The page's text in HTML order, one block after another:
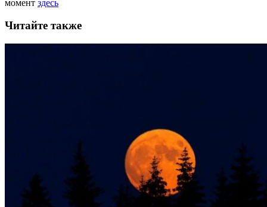
момент здесь
Читайте также